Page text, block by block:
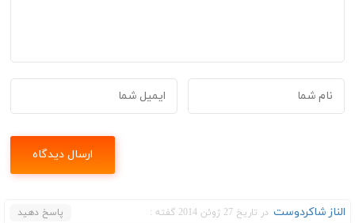
الناز شاکردوست در تاریخ 27 ژوئن 2014 گفته : پاسخ دهید